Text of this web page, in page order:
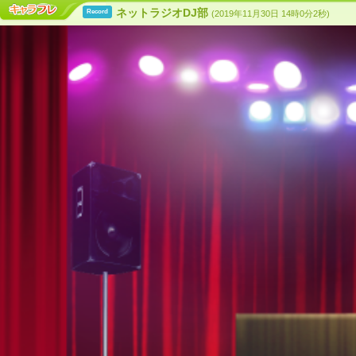
Record ネットラジオDJ部 (2019年11月30日 14時0分2秒)